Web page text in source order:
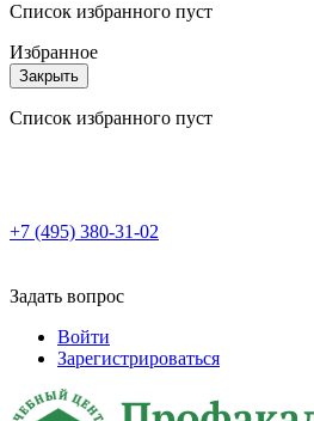
Список избранного пуст
Избранное
Закрыть
Список избранного пуст
+7 (495) 380-31-02
Задать вопрос
Войти
Зарегистрироваться